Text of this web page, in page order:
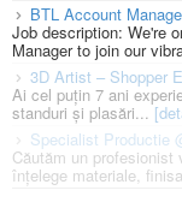
BTL Account
Job description: We're
Manager to join our
3D Artist – Shopper
Ai cel puțin 7 ani
standuri și plasări...
Specialist Productie
Căutăm un
înțelege materiale,